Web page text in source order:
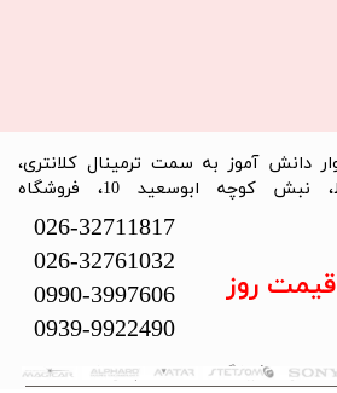
متعلق به فروشگاه سلما سیستم می‌باشد.
دانش آموز به سمت ترمینال کلانتری،
دولت آباد، خیابان نشاط، نبش کوچه ابوسعید 10، فروشگاه
026-32711817
026-32761032
0990-3997606
0939-9922490
روز